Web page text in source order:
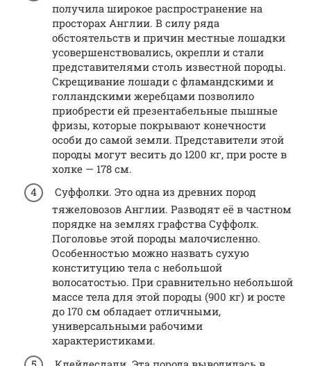
получила широкое распространение на
просторах Англии. В силу ряда
обстоятельств и причин местные лошадки
усовершенствовались, окрепли и стали
представителями столь известной породы.
Скрещивание лошади с фламандскими и
голландскими жеребцами позволило
приобрести ей презентабельные пышные
фризы, которые покрывают конечности
особи до самой земли. Представители этой
породы могут весить до 1200 кг, при росте в
холке — 178 см.
Суффолки. Это одна из древних пород
тяжеловозов Англии. Разводят её в частном
порядке на землях графства Суффолк.
Поголовье этой породы малочисленно.
Особенностью можно назвать сухую
конституцию тела с небольшой
волосатостью. При сравнительно небольшой
массе тела для этой породы (900 кг) и росте
до 170 см обладает отличными,
универсальными рабочими
характеристиками.